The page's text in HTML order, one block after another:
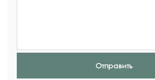
Отправить